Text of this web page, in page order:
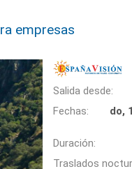
empresas
Salida desde:
Fechas:
do,
Duración:
Traslados